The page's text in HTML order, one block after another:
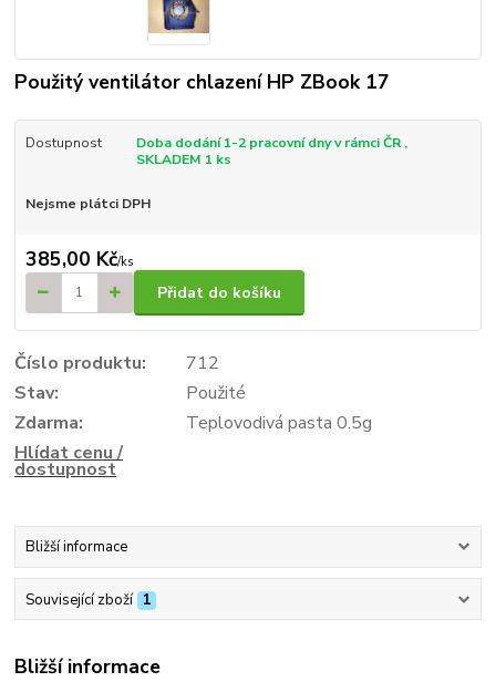
Použitý ventilátor chlazení HP ZBook 17
Dostupnost
Doba dodání 1-2 pracovní dny v rámci ČR ,
SKLADEM 1 ks
Nejsme plátci DPH
385,00 Kč/ks
Přidat do košíku
Číslo produktu:
712
Stav:
Použité
Zdarma:
Teplovodivá pasta 0.5g
Hlídat cenu /
dostupnost
Bližší informace
Související zboží 1
Bližší informace